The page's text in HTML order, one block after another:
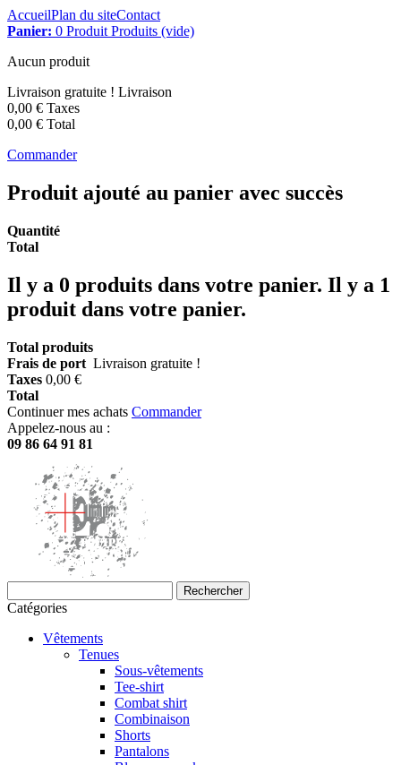
AccueilPlan du siteContact
Panier: 0 Produit Produits (vide)
Aucun produit
Livraison gratuite ! Livraison
0,00 € Taxes
0,00 € Total
Commander
Produit ajouté au panier avec succès
Quantité
Total
Il y a 0 produits dans votre panier. Il y a 1
produit dans votre panier.
Total produits
Frais de port Livraison gratuite !
Taxes 0,00 €
Total
Continuer mes achats Commander
Appelez-nous au :
09 86 64 91 81
Rechercher
Catégories
Vêtements
Tenues
Sous-vêtements
Tee-shirt
Combat shirt
Combinaison
Shorts
Pantalons